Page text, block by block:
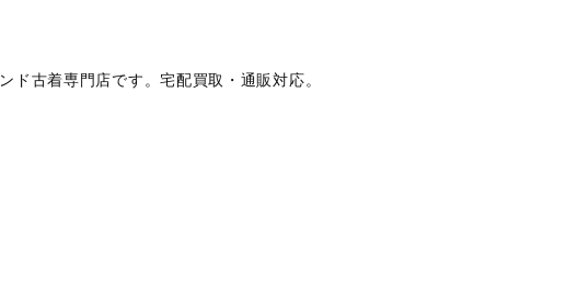
古着専門店です。宅配買取・通販対応。